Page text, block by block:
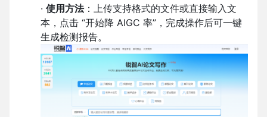
· 使用方法：上传支持格式的文件或直接输入文
本，点击 “开始降 AIGC 率”，完成操作后可一键
生成检测报告。